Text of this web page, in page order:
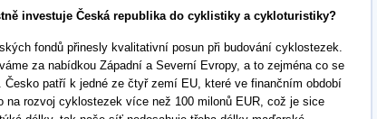
investuje Česká republika do cyklistiky a cykloturistiky?
fondů přinesly kvalitativní posun při budování cyklostezek.
za nabídkou Západní a Severní Evropy, a to zejména co se
Česko patří k jedné ze čtyř zemí EU, které ve finančním období
na rozvoj cyklostezek více než 100 milonů EUR, což je sice